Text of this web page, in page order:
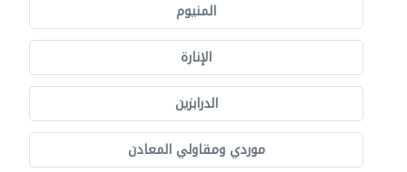
المنيوم
الإنارة
الدرابزين
موردي ومقاولي المعادن